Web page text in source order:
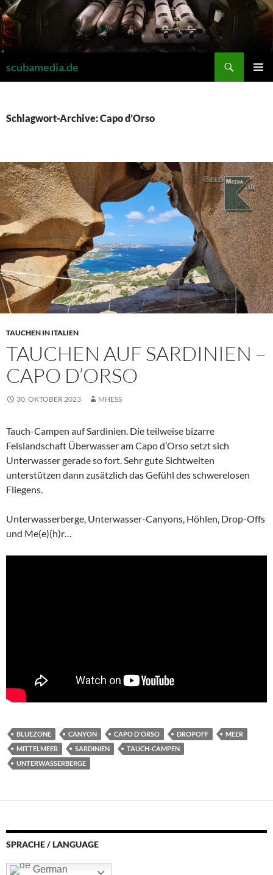
Zum
Inhalt
springen
scubamedia.de
Schlagwort-Archive: Capo d’Orso
TAUCHEN IN ITALIEN
TAUCHEN AUF SARDINIEN –
CAPO D’ORSO
30. OKTOBER 2023 MHESS
Tauch-Campen auf Sardinien. Die teilweise bizarre
Felslandschaft Überwasser am Capo d’Orso setzt sich
Unterwasser gerade so fort. Sehr gute Sichtweiten
unterstützen dann zusätzlich das Gefühl des schwerelosen
Fliegens.
Unterwasserberge, Unterwasser-Canyons, Höhlen, Drop-Offs
und Me(e)(h)r…
BLUEZONE CANYON CAPO D'ORSO DROPOFF
MEER
MITTELMEER
SARDINIEN
TAUCH-CAMPEN
UNTERWASSERBERGE
SPRACHE / LANGUAGE
German